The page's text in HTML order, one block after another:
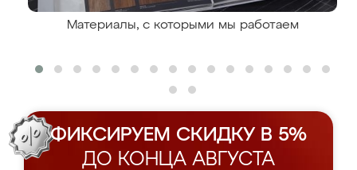
Материалы, с которыми мы работаем
ФИКСИРУЕМ СКИДКУ В 5%
ДО КОНЦА АВГУСТА